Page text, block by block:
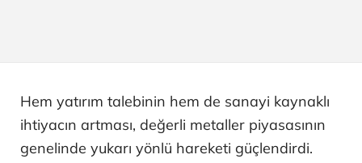
Hem yatırım talebinin hem de sanayi kaynaklı
ihtiyacın artması, değerli metaller piyasasının
genelinde yukarı yönlü hareketi güçlendirdi.